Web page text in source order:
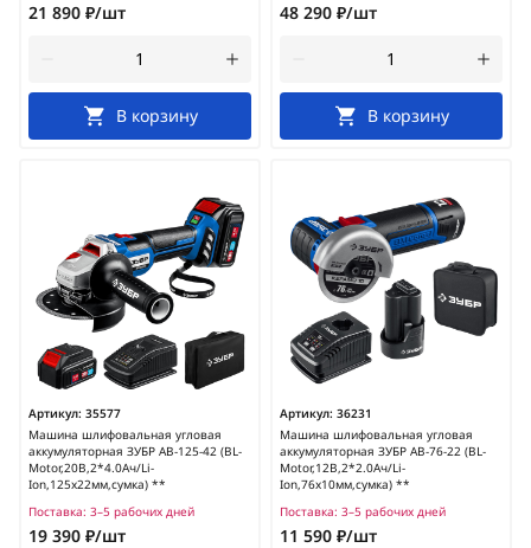
21 890 ₽/шт
В корзину
48 290 ₽/шт
В корзину
Артикул: 35577
Машина шлифовальная угловая
аккумуляторная ЗУБР AB-125-42 (BL-
Motor,20В,2*4.0Ач/Li-
Ion,125х22мм,сумка) **
Поставка: 3–5 рабочих дней
19 390 ₽/шт
Артикул: 36231
Машина шлифовальная угловая
аккумуляторная ЗУБР AB-76-22 (BL-
Motor,12В,2*2.0Ач/Li-
Ion,76х10мм,сумка) **
Поставка: 3–5 рабочих дней
11 590 ₽/шт